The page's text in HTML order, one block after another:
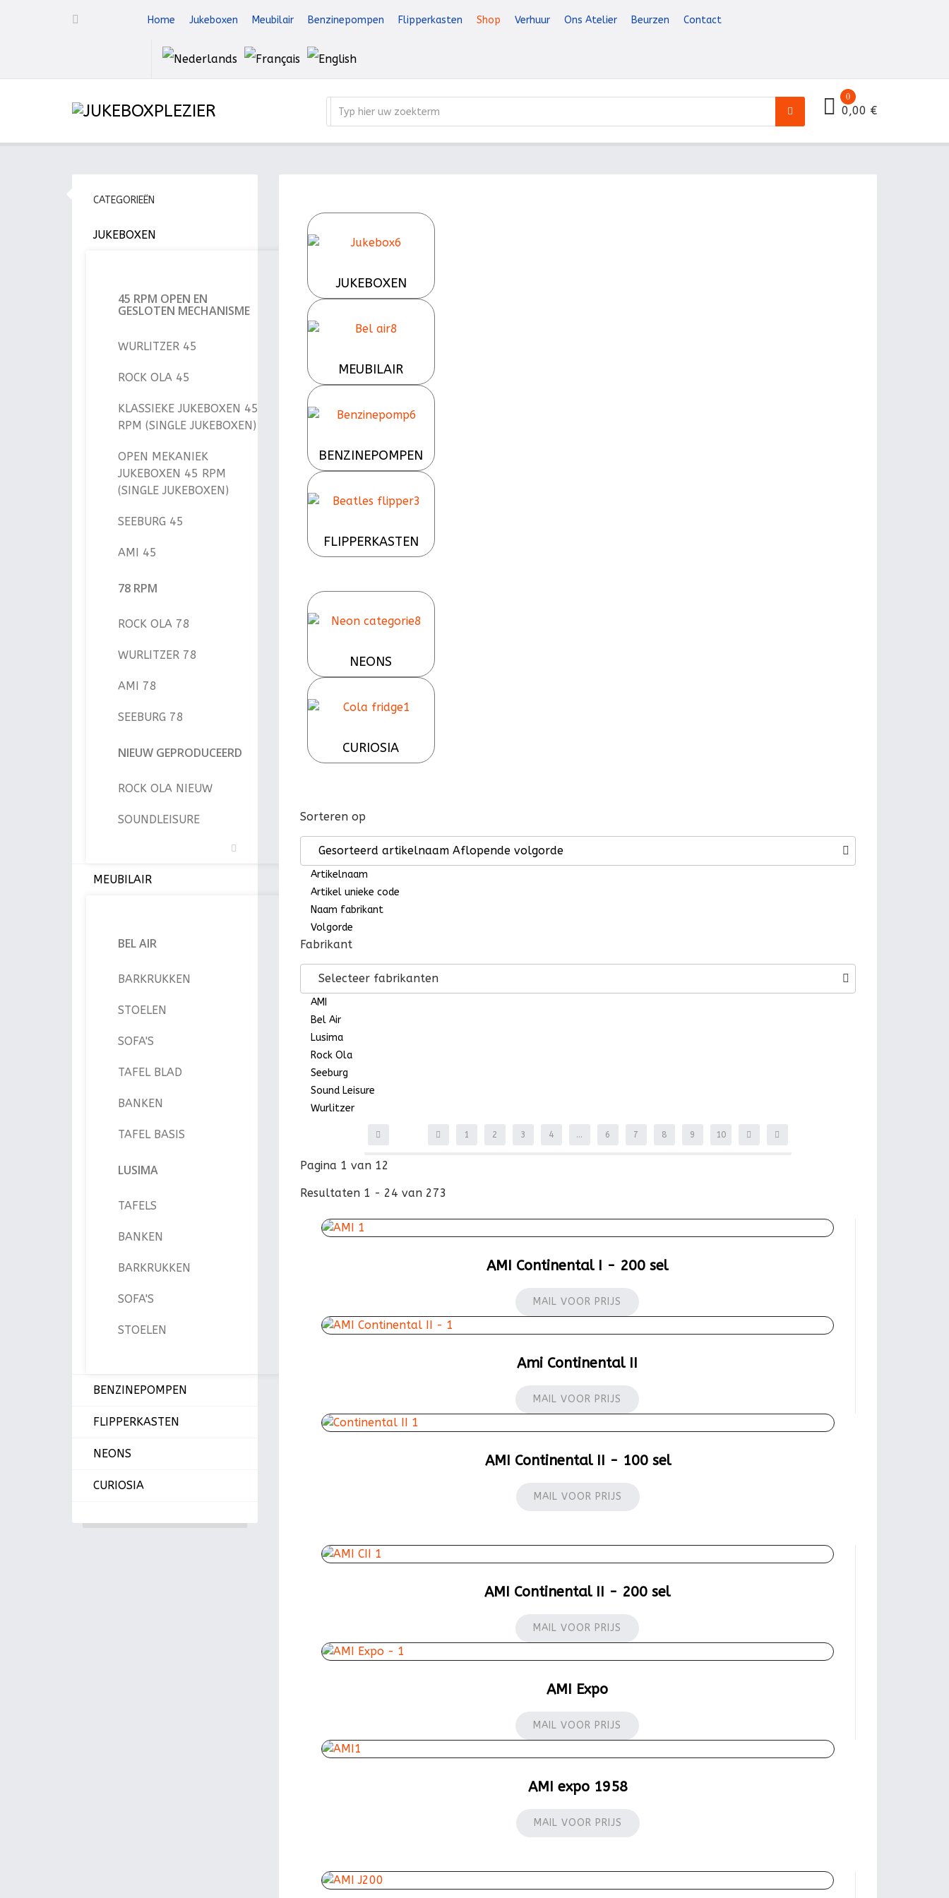
Home Jukeboxen Meubilair Benzinepompen Flipperkasten Shop Verhuur Ons Atelier Beurzen Contact
0
0,00 €
CATEGORIEËN
JUKEBOXEN
45 RPM OPEN EN
GESLOTEN MECHANISME
WURLITZER 45
ROCK OLA 45
KLASSIEKE JUKEBOXEN 45
RPM (SINGLE JUKEBOXEN)
OPEN MEKANIEK
JUKEBOXEN 45 RPM
(SINGLE JUKEBOXEN)
SEEBURG 45
AMI 45
78 RPM
ROCK OLA 78
WURLITZER 78
AMI 78
SEEBURG 78
NIEUW GEPRODUCEERD
ROCK OLA NIEUW
SOUNDLEISURE
MEUBILAIR
BEL AIR
BARKRUKKEN
STOELEN
SOFA'S
TAFEL BLAD
BANKEN
TAFEL BASIS
LUSIMA
TAFELS
BANKEN
BARKRUKKEN
SOFA'S
STOELEN
BENZINEPOMPEN
FLIPPERKASTEN
NEONS
CURIOSIA
JUKEBOXEN
MEUBILAIR
BENZINEPOMPEN
FLIPPERKASTEN
NEONS
CURIOSIA
Sorteren op
Gesorteerd artikelnaam Aflopende volgorde
Artikelnaam
Artikel unieke code
Naam fabrikant
Volgorde
Fabrikant
Selecteer fabrikanten
AMI
Bel Air
Lusima
Rock Ola
Seeburg
Sound Leisure
Wurlitzer
1 2 3 4 ... 6 7 8 9 10
Pagina 1 van 12
Resultaten 1 - 24 van 273
AMI Continental I - 200 sel
MAIL VOOR PRIJS
Ami Continental II
MAIL VOOR PRIJS
AMI Continental II - 100 sel
MAIL VOOR PRIJS
AMI Continental II - 200 sel
MAIL VOOR PRIJS
AMI Expo
MAIL VOOR PRIJS
AMI expo 1958
MAIL VOOR PRIJS